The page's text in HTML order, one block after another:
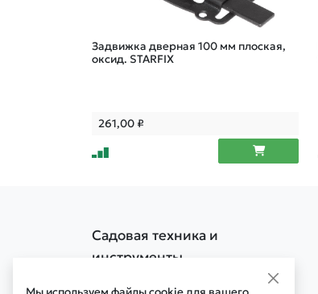
Задвижка дверная 100 мм плоская,
оксид. STARFIX
261,00₽
Садовая техника и
инструменты